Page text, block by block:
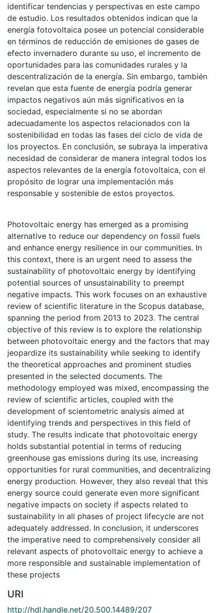
identificar tendencias y perspectivas en este campo
de estudio. Los resultados obtenidos indican que la
energía fotovoltaica posee un potencial considerable
en términos de reducción de emisiones de gases de
efecto invernadero durante su uso, el incremento de
oportunidades para las comunidades rurales y la
descentralización de la energía. Sin embargo, también
revelan que esta fuente de energía podría generar
impactos negativos aún más significativos en la
sociedad, especialmente si no se abordan
adecuadamente los aspectos relacionados con la
sostenibilidad en todas las fases del ciclo de vida de
los proyectos. En conclusión, se subraya la imperativa
necesidad de considerar de manera integral todos los
aspectos relevantes de la energía fotovoltaica, con el
propósito de lograr una implementación más
responsable y sostenible de estos proyectos.
Photovoltaic energy has emerged as a promising
alternative to reduce our dependency on fossil fuels
and enhance energy resilience in our communities. In
this context, there is an urgent need to assess the
sustainability of photovoltaic energy by identifying
potential sources of unsustainability to preempt
negative impacts. This work focuses on an exhaustive
review of scientific literature in the Scopus database,
spanning the period from 2013 to 2023. The central
objective of this review is to explore the relationship
between photovoltaic energy and the factors that may
jeopardize its sustainability while seeking to identify
the theoretical approaches and prominent studies
presented in the selected documents. The
methodology employed was mixed, encompassing the
review of scientific articles, coupled with the
development of scientometric analysis aimed at
identifying trends and perspectives in this field of
study. The results indicate that photovoltaic energy
holds substantial potential in terms of reducing
greenhouse gas emissions during its use, increasing
opportunities for rural communities, and decentralizing
energy production. However, they also reveal that this
energy source could generate even more significant
negative impacts on society if aspects related to
sustainability in all phases of project lifecycle are not
adequately addressed. In conclusion, it underscores
the imperative need to comprehensively consider all
relevant aspects of photovoltaic energy to achieve a
more responsible and sustainable implementation of
these projects
URI
http://hdl.handle.net/20.500.14489/207